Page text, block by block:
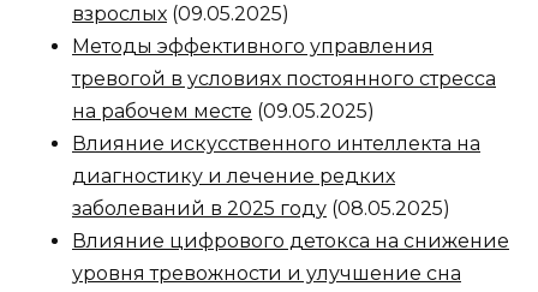
взрослых (09.05.2025)
Методы эффективного управления
тревогой в условиях постоянного стресса
на рабочем месте (09.05.2025)
Влияние искусственного интеллекта на
диагностику и лечение редких
заболеваний в 2025 году (08.05.2025)
Влияние цифрового детокса на снижение
уровня тревожности и улучшение сна